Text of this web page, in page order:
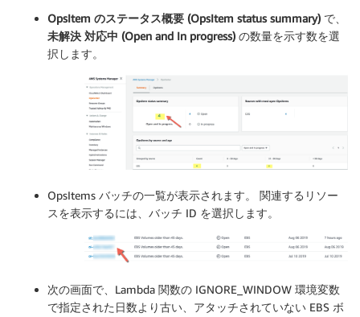
OpsItem のステータス概要 (OpsItem status summary) で、
未解決 対応中 (Open and In progress) の数量を示す数を選
択します。
OpsItems バッチの一覧が表示されます。 関連するリソー
スを表示するには、バッチ ID を選択します。
次の画面で、Lambda 関数の IGNORE_WINDOW 環境変数
で指定された日数より古い、アタッチされていない EBS ボ